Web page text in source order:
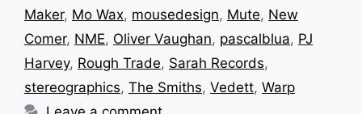
Maker, Mo Wax, mousedesign, Mute, New
Comer, NME, Oliver Vaughan, pascalblua, PJ
Harvey, Rough Trade, Sarah Records,
stereographics, The Smiths, Vedett, Warp